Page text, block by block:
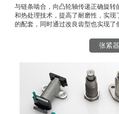
与链条啮合，向凸轮轴传递正确旋
和热处理技术，提高了耐磨性，实
的配套，同时通过改良齿型也实现了
张紧器